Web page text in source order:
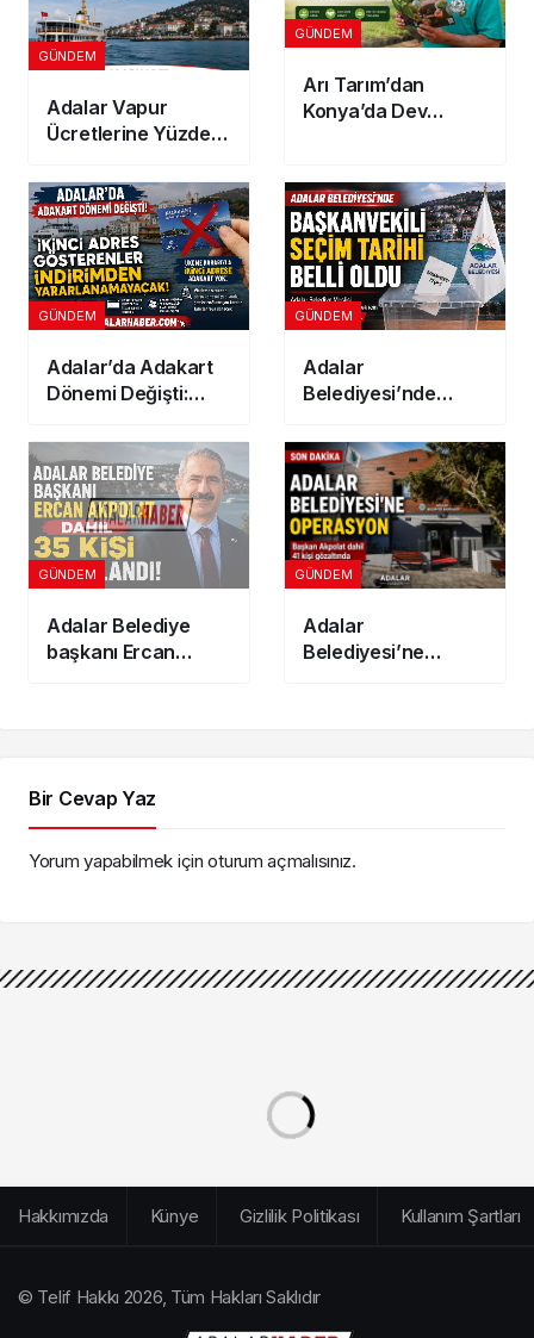
GÜNDEM
Adalar Vapur
Ücretlerine Yüzde
Güncel Tarife
Açıklandı
GÜNDEM
Arı Tarım’dan
Konya’da Dev
Jeotermal Sera
Kuruluyor
GÜNDEM
Adalar’da Adakart
Dönemi Değişti:
Gösterenler
İndirimden
Yararlanamayacak
GÜNDEM
Adalar
Belediyesi’nde
tarihi belli oldu
GÜNDEM
Adalar Belediye
başkanı Ercan
GÜNDEM
Adalar
Belediyesi’ne
Bir Cevap Yaz
Yorum yapabilmek içinoturum açmalısınız.
Hakkımızda Künye Gizlilik Politikası Kullanım Şartları
© Telif Hakkı 2026, Tüm Hakları Saklıdır